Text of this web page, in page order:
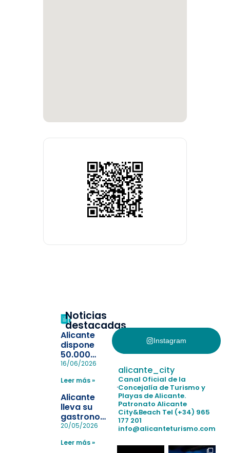
Noticias
destacadas
Alicante
dispone
50.000
pulseras
la
pérdida de niños
en las
playas y
realiza con
éxito un
simulacro de socorrismo
16/06/2026
Leer más »
Alicante
lleva su
gastronomía
a Madrid
reforzar el
20/05/2026
Leer más »
Instagram
alicante_city
Canal Oficial de la
Concejalía de Turismo y
Playas de Alicante.
Patronato Alicante
City&Beach Tel (+34) 965
177 201
info@alicanteturismo.com